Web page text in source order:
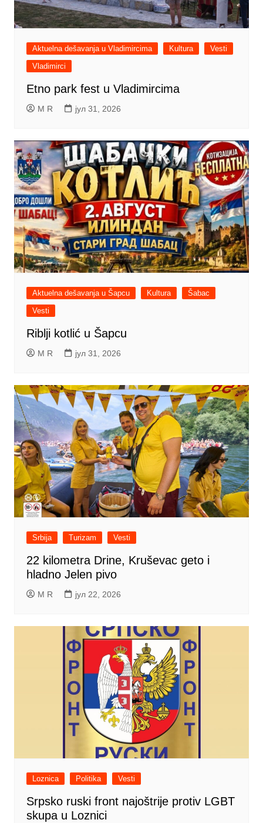
Aktuelna dešavanja u Vladimircima Kultura
Vesti
Vladimirci
Etno park fest u Vladimircima
M R јул 31, 2026
Aktuelna dešavanja u Šapcu Kultura
Šabac
Vesti
Riblji kotlić u Šapcu
M R јул 31, 2026
Srbija Turizam Vesti
22 kilometra Drine, Kruševac geto i
hladno Jelen pivo
M R јул 22, 2026
Loznica Politika Vesti
Srpsko ruski front najoštrije protiv LGBT
skupa u Loznici